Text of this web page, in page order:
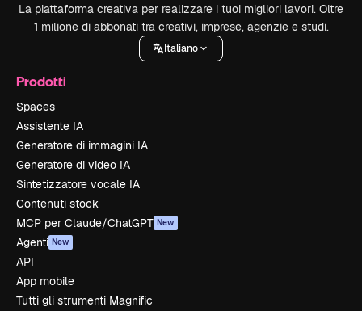
La piattaforma creativa per realizzare i tuoi migliori lavori. Oltre
1 milione di abbonati tra creativi, imprese, agenzie e studi.
Italiano
Prodotti
Spaces
Assistente IA
Generatore di immagini IA
Generatore di video IA
Sintetizzatore vocale IA
Contenuti stock
MCP per Claude/ChatGPT New
Agenti New
API
App mobile
Tutti gli strumenti Magnific